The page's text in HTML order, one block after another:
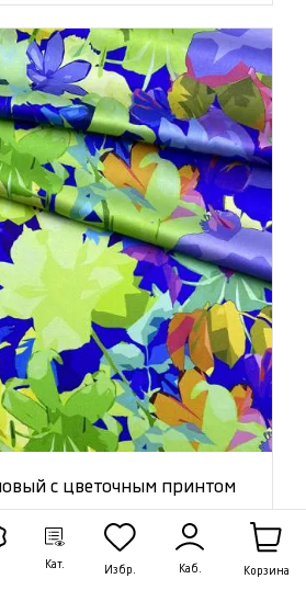
Кат. Избр. Каб. Корзина
с цветочным принтом